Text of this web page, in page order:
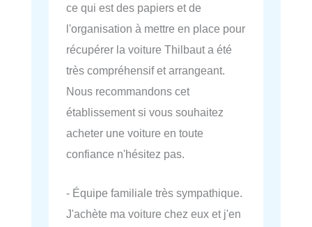
ce qui est des papiers et de
l'organisation à mettre en place pour
récupérer la voiture Thilbaut a été
très compréhensif et arrangeant.
Nous recommandons cet
établissement si vous souhaitez
acheter une voiture en toute
confiance n'hésitez pas.
- Équipe familiale très sympathique.
J'achète ma voiture chez eux et j'en